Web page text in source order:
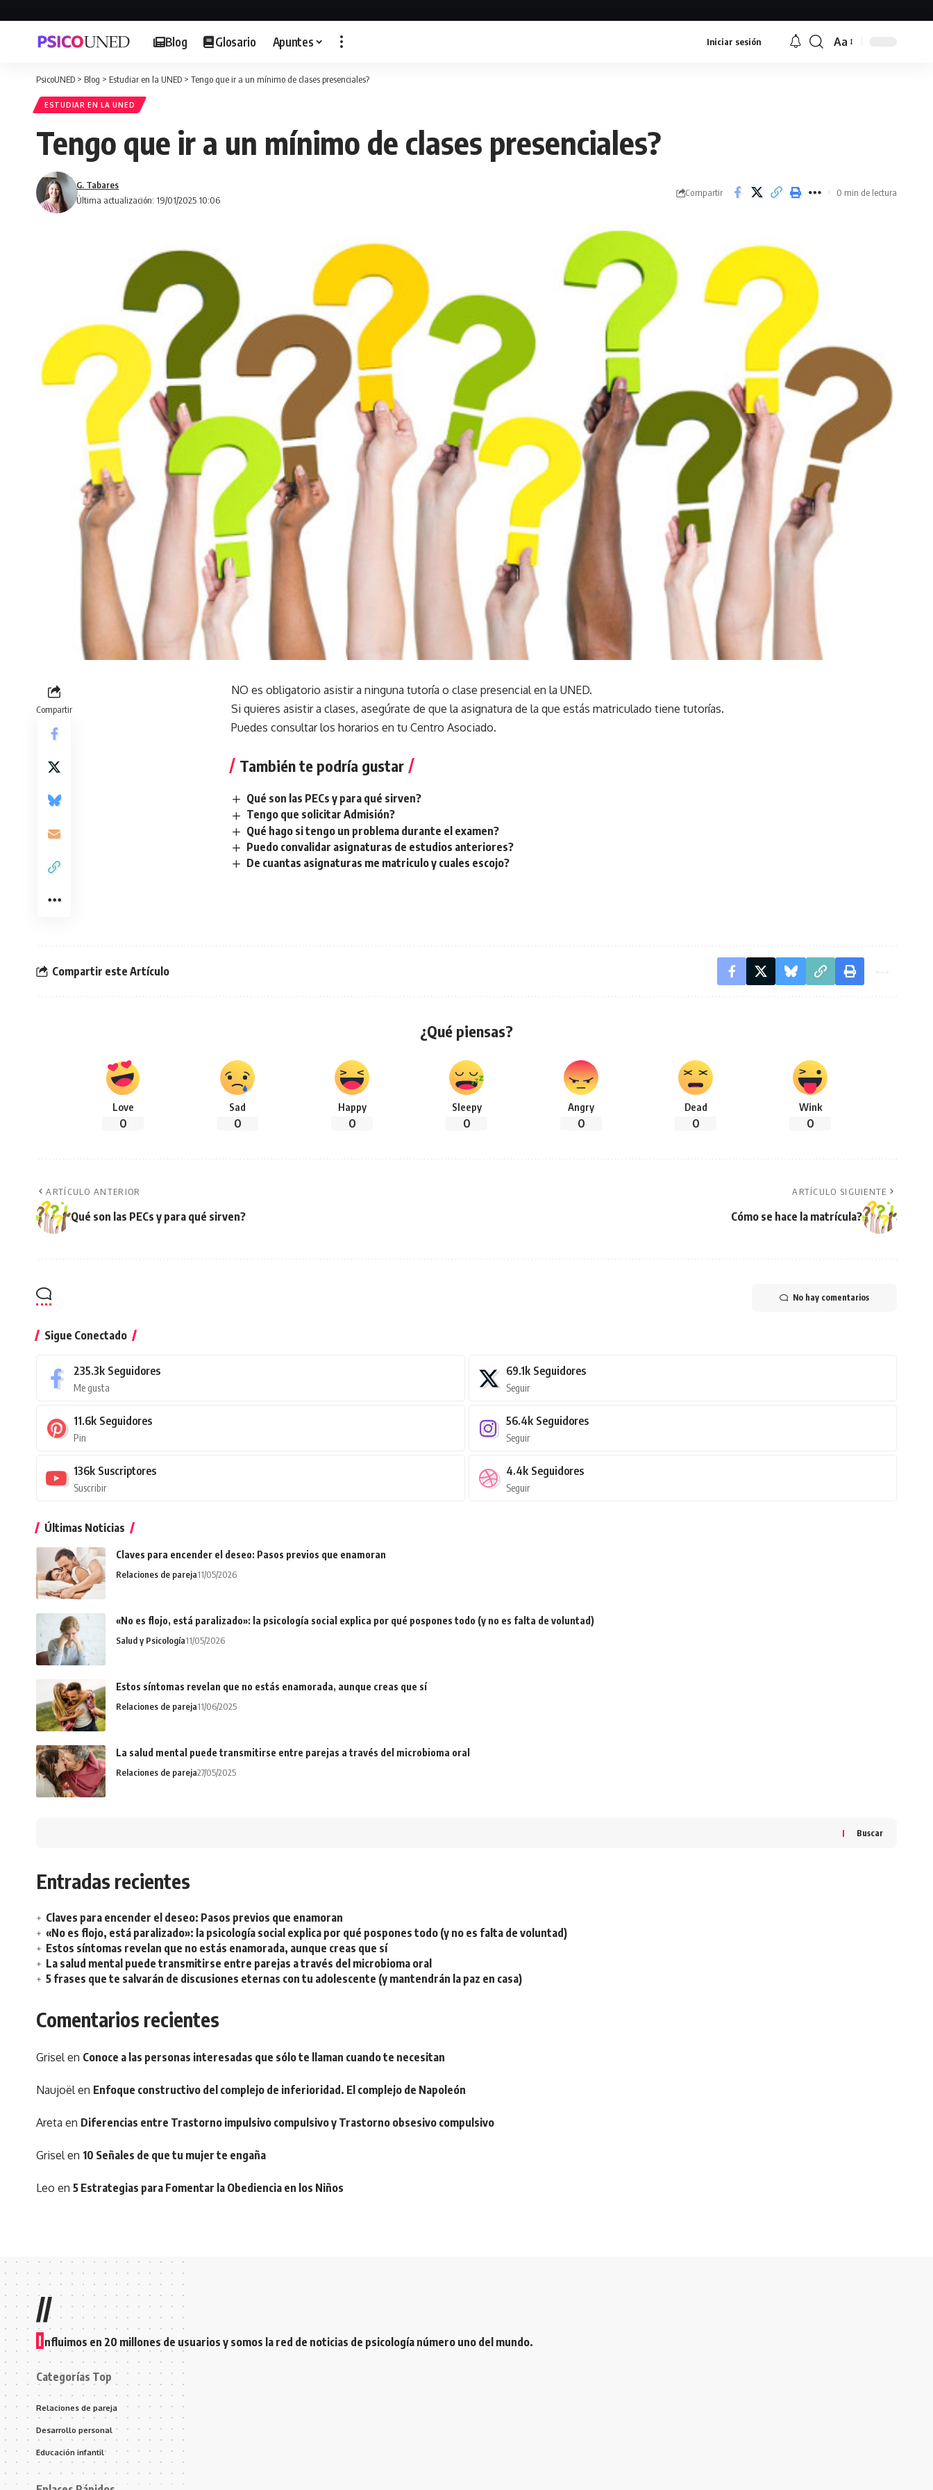
Blog Glosario Apuntes Iniciar sesión
Font
Aa
PsicoUNED > Blog > Estudiar en la UNED > Tengo que ir a un mínimo de clases presenciales?
ESTUDIAR EN LA UNED
Tengo que ir a un mínimo de clases presenciales?
Última actualización: 19/01/2025 10:06
G. Tabares
Compartir 0 min de lectura
Compartir
NO es obligatorio asistir a ninguna tutoría o clase presencial en la UNED.
Si quieres asistir a clases, asegúrate de que la asignatura de la que estás matriculado tiene tutorías.
Puedes consultar los horarios en tu Centro Asociado.
También te podría gustar
Qué son las PECs y para qué sirven?
Tengo que solicitar Admisión?
Qué hago si tengo un problema durante el examen?
Puedo convalidar asignaturas de estudios anteriores?
De cuantas asignaturas me matriculo y cuales escojo?
Compartir este Artículo
¿Qué piensas?
Love
0
Sad
0
Happy
0
Sleepy
0
Angry
0
Dead
0
Wink
0
ARTÍCULO ANTERIOR
Qué son las PECs y para qué sirven?
ARTÍCULO SIGUIENTE
Cómo se hace la matrícula?
No hay comentarios
Sigue Conectado
235.3k Seguidores
Me gusta
69.1k Seguidores
Seguir
11.6k Seguidores
Pin
56.4k Seguidores
Seguir
136k Suscriptores
Suscribir
4.4k Seguidores
Seguir
Últimas Noticias
Claves para encender el deseo: Pasos previos que enamoran
Relaciones de pareja11/05/2026
«No es flojo, está paralizado»: la psicología social explica por qué pospones todo (y no es falta de voluntad)
Salud y Psicología11/05/2026
Estos síntomas revelan que no estás enamorada, aunque creas que sí
Relaciones de pareja11/06/2025
La salud mental puede transmitirse entre parejas a través del microbioma oral
Relaciones de pareja27/05/2025
Buscar
Entradas recientes
Claves para encender el deseo: Pasos previos que enamoran
«No es flojo, está paralizado»: la psicología social explica por qué pospones todo (y no es falta de voluntad)
Estos síntomas revelan que no estás enamorada, aunque creas que sí
La salud mental puede transmitirse entre parejas a través del microbioma oral
5 frases que te salvarán de discusiones eternas con tu adolescente (y mantendrán la paz en casa)
Comentarios recientes
Griselen Conoce a las personas interesadas que sólo te llaman cuando te necesitan
Naujoëlen Enfoque constructivo del complejo de inferioridad. El complejo de Napoleón
Areta en Diferencias entre Trastorno impulsivo compulsivo y Trastorno obsesivo compulsivo
Griselen 10 Señales de que tu mujer te engaña
Leo en 5 Estrategias para Fomentar la Obediencia en los Niños
//
I nfluimos en 20 millones de usuarios y somos la red de noticias de psicología número uno del mundo.
Categorías Top
Relaciones de pareja
Desarrollo personal
Educación infantil